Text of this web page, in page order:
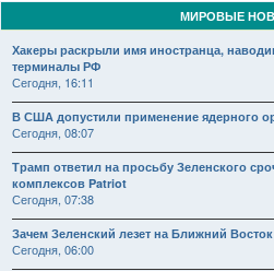
МИРОВЫЕ
Хакеры раскрыли имя иностранца,
терминалы РФ
Сегодня, 16:11
В США допустили применение ядерного
Сегодня, 08:07
Трамп ответил на просьбу Зеленского
комплексов Patriot
Сегодня, 07:38
Зачем Зеленский лезет на Ближний Восток
Сегодня, 06:00